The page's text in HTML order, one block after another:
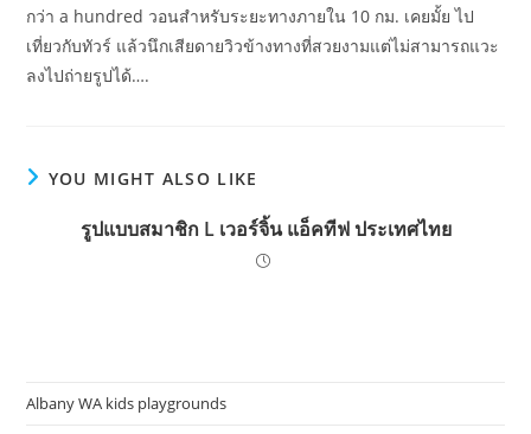
กว่า a hundred วอนสำหรับระยะทางภายใน 10 กม. เคยมั้ย ไป
เที่ยวกับทัวร์ แล้วนึกเสียดายวิวข้างทางที่สวยงามแต่ไม่สามารถแวะ
ลงไปถ่ายรูปได้….
YOU MIGHT ALSO LIKE
รูปแบบสมาชิก L เวอร์จิ้น แอ็คทีฟ ประเทศไทย
Albany WA kids playgrounds